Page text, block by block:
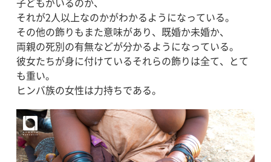
それが2人以上なのかがわかるようになっている。
その他の飾りもまた意味があり、既婚か未婚か、
両親の死別の有無などが分かるようになっている。
彼女たちが身に付けているそれらの飾りは全て、とて
も重い。
ヒンバ族の女性は力持ちである。